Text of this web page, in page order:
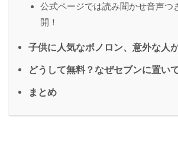
公式ページでは読み聞かせ音声つ
開！
子供に人気なボノロン、意外な人
どうして無料？なぜセブンに置い
まとめ